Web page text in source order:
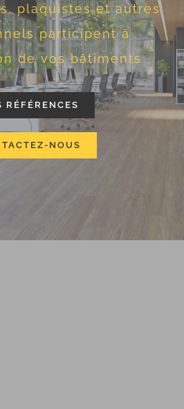
plaquistes et autres
participent à
de vos bâtiments
RÉFÉRENCES
NOUS